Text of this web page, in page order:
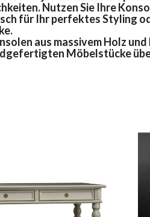
Nutzen Sie Ihre
für Ihr perfektes Styling
aus massivem Holz und
Möbelstücke